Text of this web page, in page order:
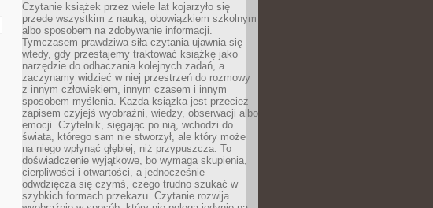
Czytanie książek przez wiele lat kojarzyło się
przede wszystkim z nauką, obowiązkiem szkolnym
albo sposobem na zdobywanie informacji.
Tymczasem prawdziwa siła czytania ujawnia się
wtedy, gdy przestajemy traktować książkę jako
narzędzie do odhaczania kolejnych zadań, a
zaczynamy widzieć w niej przestrzeń do rozmowy
z innym człowiekiem, innym czasem i innym
sposobem myślenia. Każda książka jest przecież
zapisem czyjejś wyobraźni, wiedzy, obserwacji albo
emocji. Czytelnik, sięgając po nią, wchodzi do
świata, którego sam nie stworzył, ale który może
na niego wpłynąć głębiej, niż przypuszcza. To
doświadczenie wyjątkowe, bo wymaga skupienia,
cierpliwości i otwartości, a jednocześnie
odwdzięcza się czymś, czego trudno szukać w
szybkich formach przekazu. Czytanie rozwija